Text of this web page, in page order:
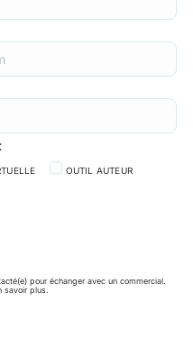
OUTIL AUTEUR
pour échanger avec un commercial.
savoir plus.